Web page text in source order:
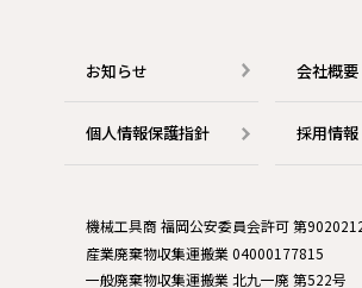
お知らせ 会社概要
個人情報保護指針 採用情報
機械工具商 福岡公安委員会許可 第
産業廃棄物収集運搬業 04000177815
一般廃棄物収集運搬業 北九一廃 第522号